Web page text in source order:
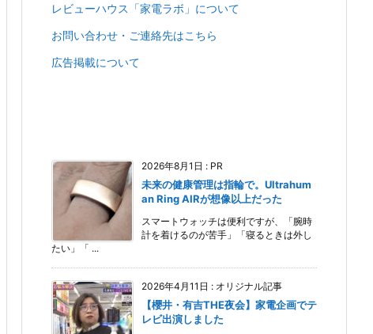
レビューハウス「家電ラボ」について
お問い合わせ・ご連絡先はこちら
広告掲載について
2026年8月1日 : PR
未来の健康管理は指輪で。Ultrahum
an Ring AIRが想像以上だった
スマートウォッチは便利ですが、「腕時
計を着けるのが苦手」「寝るときは外し
たい」「 ...
2026年4月11日 : オリジナル記事
【櫻井・有吉THE夜会】家電企画でテ
レビ出演しました